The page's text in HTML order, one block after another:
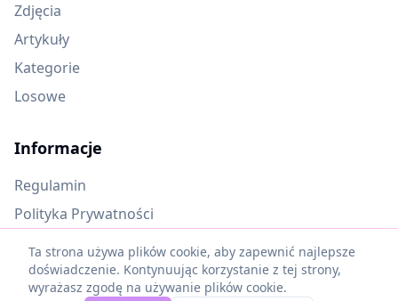
Zdjęcia
Artykuły
Kategorie
Losowe
Informacje
Regulamin
Polityka Prywatności
Oczekujące materiały
Ta strona używa plików cookie, aby zapewnić najlepsze
doświadczenie. Kontynuując korzystanie z tej strony,
wyrażasz zgodę na używanie plików cookie.